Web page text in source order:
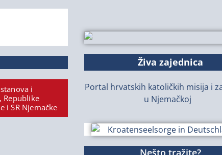
i
Republike
i SR Njemačke
Živa zajednica
Portal hrvatskih katoličkih misija i
u Njemačkoj